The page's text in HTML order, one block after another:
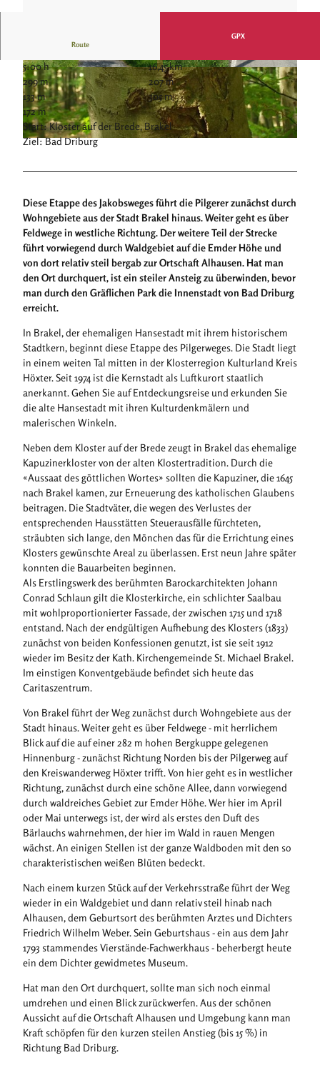
© Katja Krajewski, Kulturland Kreis Höxter, c/o GfW im Kreis Höxter mbH
© Katja Krajewski, Kulturland Kreis Höxter, c/o
GfW im Kreis Höxter mbH
© Katja Krajewski, Kulturland Kreis Höxter, c/o
GfW im Kreis Höxter mbH
Route
GPX
5:00 h
16,45 km
299 m
207 m
133 m
305 m
172 m
Start: Kloster auf der Brede, Brakel
Ziel: Bad Driburg
Diese Etappe des Jakobsweges führt die Pilgerer zunächst durch
Wohngebiete aus der Stadt Brakel hinaus. Weiter geht es über
Feldwege in westliche Richtung. Der weitere Teil der Strecke
führt vorwiegend durch Waldgebiet auf die Emder Höhe und
von dort relativ steil bergab zur Ortschaft Alhausen. Hat man
den Ort durchquert, ist ein steiler Ansteig zu überwinden, bevor
man durch den Gräflichen Park die Innenstadt von Bad Driburg
erreicht.
In Brakel, der ehemaligen Hansestadt mit ihrem historischem
Stadtkern, beginnt diese Etappe des Pilgerweges. Die Stadt liegt
in einem weiten Tal mitten in der Klosterregion Kulturland Kreis
Höxter. Seit 1974 ist die Kernstadt als Luftkurort staatlich
anerkannt. Gehen Sie auf Entdeckungsreise und erkunden Sie
die alte Hansestadt mit ihren Kulturdenkmälern und
malerischen Winkeln.
Neben dem Kloster auf der Brede zeugt in Brakel das ehemalige
Kapuzinerkloster von der alten Klostertradition. Durch die
«Aussaat des göttlichen Wortes» sollten die Kapuziner, die 1645
nach Brakel kamen, zur Erneuerung des katholischen Glaubens
beitragen. Die Stadtväter, die wegen des Verlustes der
entsprechenden Hausstätten Steuerausfälle fürchteten,
sträubten sich lange, den Mönchen das für die Errichtung eines
Klosters gewünschte Areal zu überlassen. Erst neun Jahre später
konnten die Bauarbeiten beginnen.
Als Erstlingswerk des berühmten Barockarchitekten Johann
Conrad Schlaun gilt die Klosterkirche, ein schlichter Saalbau
mit wohlproportionierter Fassade, der zwischen 1715 und 1718
entstand. Nach der endgültigen Aufhebung des Klosters (1833)
zunächst von beiden Konfessionen genutzt, ist sie seit 1912
wieder im Besitz der Kath. Kirchengemeinde St. Michael Brakel.
Im einstigen Konventgebäude befindet sich heute das
Caritaszentrum.
Von Brakel führt der Weg zunächst durch Wohngebiete aus der
Stadt hinaus. Weiter geht es über Feldwege - mit herrlichem
Blick auf die auf einer 282 m hohen Bergkuppe gelegenen
Hinnenburg - zunächst Richtung Norden bis der Pilgerweg auf
den Kreiswanderweg Höxter trifft. Von hier geht es in westlicher
Richtung, zunächst durch eine schöne Allee, dann vorwiegend
durch waldreiches Gebiet zur Emder Höhe. Wer hier im April
oder Mai unterwegs ist, der wird als erstes den Duft des
Bärlauchs wahrnehmen, der hier im Wald in rauen Mengen
wächst. An einigen Stellen ist der ganze Waldboden mit den so
charakteristischen weißen Blüten bedeckt.
Nach einem kurzen Stück auf der Verkehrsstraße führt der Weg
wieder in ein Waldgebiet und dann relativ steil hinab nach
Alhausen, dem Geburtsort des berühmten Arztes und Dichters
Friedrich Wilhelm Weber. Sein Geburtshaus - ein aus dem Jahr
1793 stammendes Vierstände-Fachwerkhaus - beherbergt heute
ein dem Dichter gewidmetes Museum.
Hat man den Ort durchquert, sollte man sich noch einmal
umdrehen und einen Blick zurückwerfen. Aus der schönen
Aussicht auf die Ortschaft Alhausen und Umgebung kann man
Kraft schöpfen für den kurzen steilen Anstieg (bis 15 %) in
Richtung Bad Driburg.